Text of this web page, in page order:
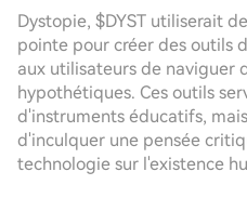
Dystopie, $DYST utiliserait
pointe pour créer des outils
aux utilisateurs de naviguer
hypothétiques. Ces outils
d'instruments éducatifs,
d'inculquer une pensée
technologie sur l'existence